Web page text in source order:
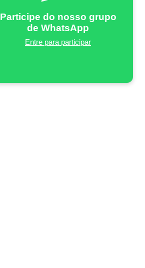
Participe do nosso grupo
de WhatsApp
Entre para participar